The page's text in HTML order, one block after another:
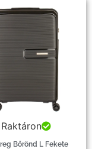
Raktáron
Bőrönd L Fekete